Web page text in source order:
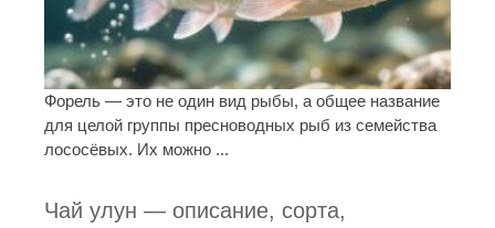
Форель — это не один вид рыбы, а общее название
для целой группы пресноводных рыб из семейства
лососёвых. Их можно ...
Чай улун — описание, сорта,